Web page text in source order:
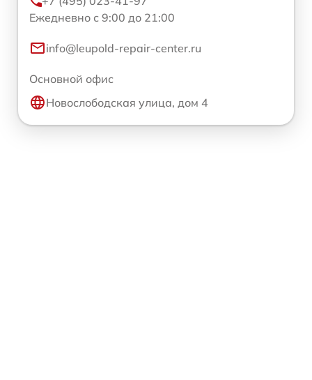
Ежедневно с 9:00 до 21:00
info@leupold-repair-center.ru
Основной офис
Новослободская улица, дом 4